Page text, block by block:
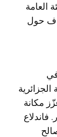
العامة
حول
مكانة
فاندلاع